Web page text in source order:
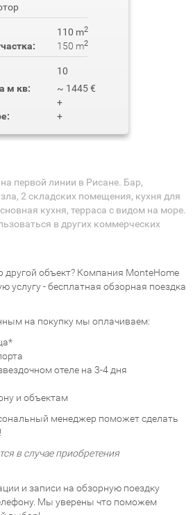
110 m2
150 m2
10
м кв:
~ 1445 €
+
+
первой линии в Рисане. Бар,
2 складских помещения, кухня для
кухня, терраса с видом на море.
в других коммерческих
другой объект? Компания MonteHome
услугу - бесплатная обзорная поездка
на покупку мы оплачиваем:
отеле на 3-4 дня
и объектам
менеджер поможет сделать
в случае приобретения
и записи на обзорную поездку
Мы уверены что поможем